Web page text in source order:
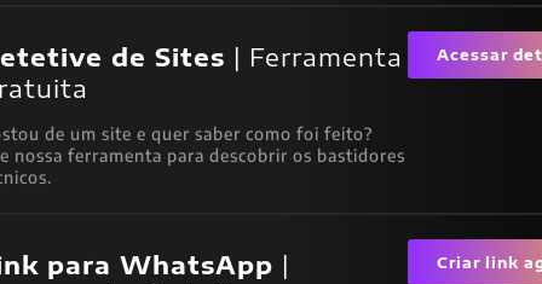
de Sites | Ferramenta
de um site e quer saber como foi feito?
nossa ferramenta para descobrir os bastidores
Acessar
para WhatsApp |
Criar link